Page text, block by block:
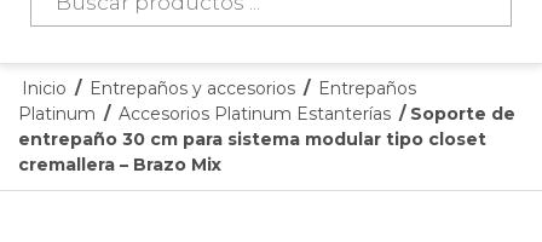
productos
Inicio / Entrepaños y accesorios / Entrepaños
Platinum / Accesorios Platinum Estanterías / Soporte de
entrepaño 30 cm para sistema modular tipo closet
cremallera – Brazo Mix